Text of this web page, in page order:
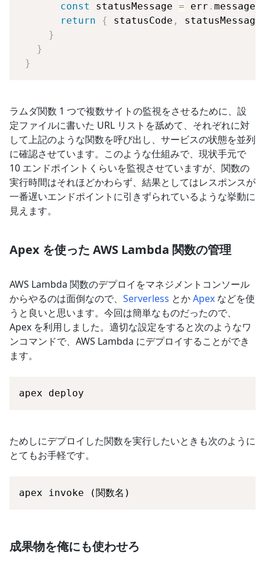
const
statusMessage = err . message
return
{ statusCode ,
}
}
}
ラムダ関数 1 つで複数サイトの監視をさせるために、設
定ファイルに書いた URL リストを舐めて、それぞれに対
して上記のような関数を呼び出し、サービスの状態を並列
に確認させています。このような仕組みで、現状手元で
10 エンドポイントくらいを監視させていますが、関数の
実行時間はそれほどかわらず、結果としてはレスポンスが
一番遅いエンドポイントに引きずられているような挙動に
見えます。
Apex を使った AWS Lambda 関数の管理
AWS Lambda 関数のデプロイをマネジメントコンソール
からやるのは面倒なので、 Serverless とかApex などを使
うと良いと思います。今回は簡単なものだったので、
Apex を利用しました。適切な設定をすると次のようなワ
ンコマンドで、AWS Lambda にデプロイすることができ
ます。
apex deploy
ためしにデプロイした関数を実行したいときも次のように
とてもお手軽です。
apex invoke (関数名)
成果物を俺にも使わせろ